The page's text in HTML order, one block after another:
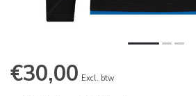
€30,00 Excl. btw